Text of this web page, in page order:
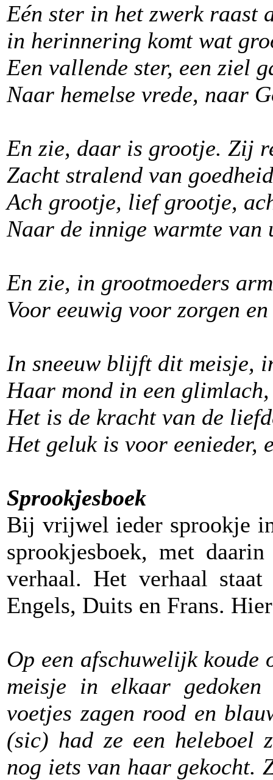
Eén ster in het zwerk raast
in herinnering komt wat
Een vallende ster, een ziel
Naar hemelse vrede, naar
En zie, daar is grootje. Zij
Zacht stralend van
Ach grootje, lief grootje,
Naar de innige warmte van
En zie, in grootmoeders
Voor eeuwig voor zorgen
In sneeuw blijft dit meisje,
Haar mond in een
Het is de kracht van de
Het geluk is voor eenieder,
Sprookjesboek
Bij vrijwel ieder sprookje
sprookjesboek, met
verhaal. Het verhaal staat
Engels, Duits en Frans.
Op een afschuwelijk koude
meisje in elkaar
voetjes zagen rood en
(sic) had ze een heleboel
nog iets van haar gekocht.